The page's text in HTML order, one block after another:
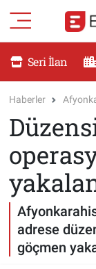
Seri İlan
Haberler
adrese
göçmen
RESMİ
DÜNYA
SAĞLIK
MAGAZİN
KADIN
Eskişehir
Eskişehir
Eskişehir
Süper Lig
Tüm